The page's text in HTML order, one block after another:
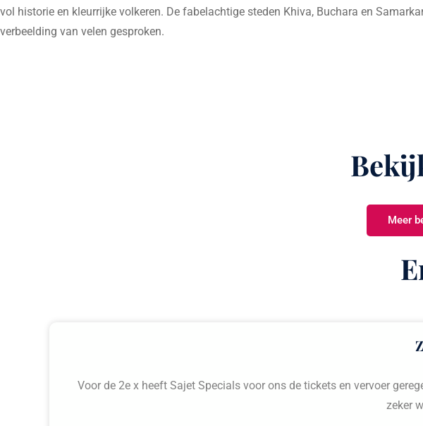
vol historie en kleurrijke volkeren. De fabelachtige steden Khiva, Buchara en
verbeelding van velen gesproken.
Meer
Voor de 2e x heeft Sajet Specials voor ons de tickets en vervoer
zeker